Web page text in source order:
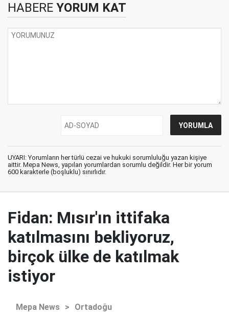
HABERE YORUM KAT
UYARI: Yorumların her türlü cezai ve hukuki sorumluluğu yazan kişiye
aittir. Mepa News, yapılan yorumlardan sorumlu değildir. Her bir yorum
600 karakterle (boşluklu) sınırlıdır.
Fidan: Mısır'ın ittifaka
katılmasını bekliyoruz,
birçok ülke de katılmak
istiyor
Mepa News > Ortadoğu